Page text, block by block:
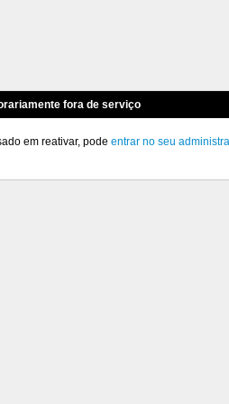
fora de serviço
em reativar, pode entrar no seu